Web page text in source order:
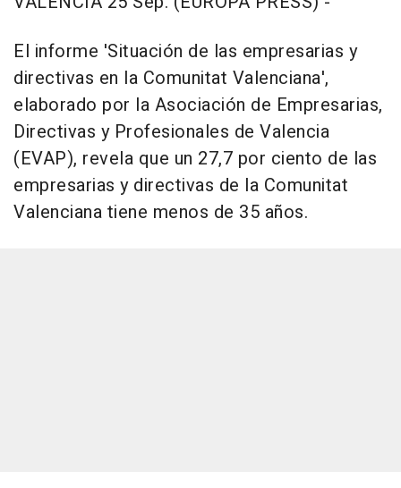
El informe 'Situación de las empresarias y
directivas en la Comunitat Valenciana',
elaborado por la Asociación de Empresarias,
Directivas y Profesionales de Valencia
(EVAP), revela que un 27,7 por ciento de las
empresarias y directivas de la Comunitat
Valenciana tiene menos de 35 años.